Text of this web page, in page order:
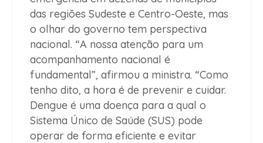
das regiões Sudeste e Centro-Oeste, mas
o olhar do governo tem perspectiva
nacional. “A nossa atenção para um
acompanhamento nacional é
fundamental”, afirmou a ministra. “Como
tenho dito, a hora é de prevenir e cuidar.
Dengue é uma doença para a qual o
Sistema Único de Saúde (SUS) pode
operar de forma eficiente e evitar